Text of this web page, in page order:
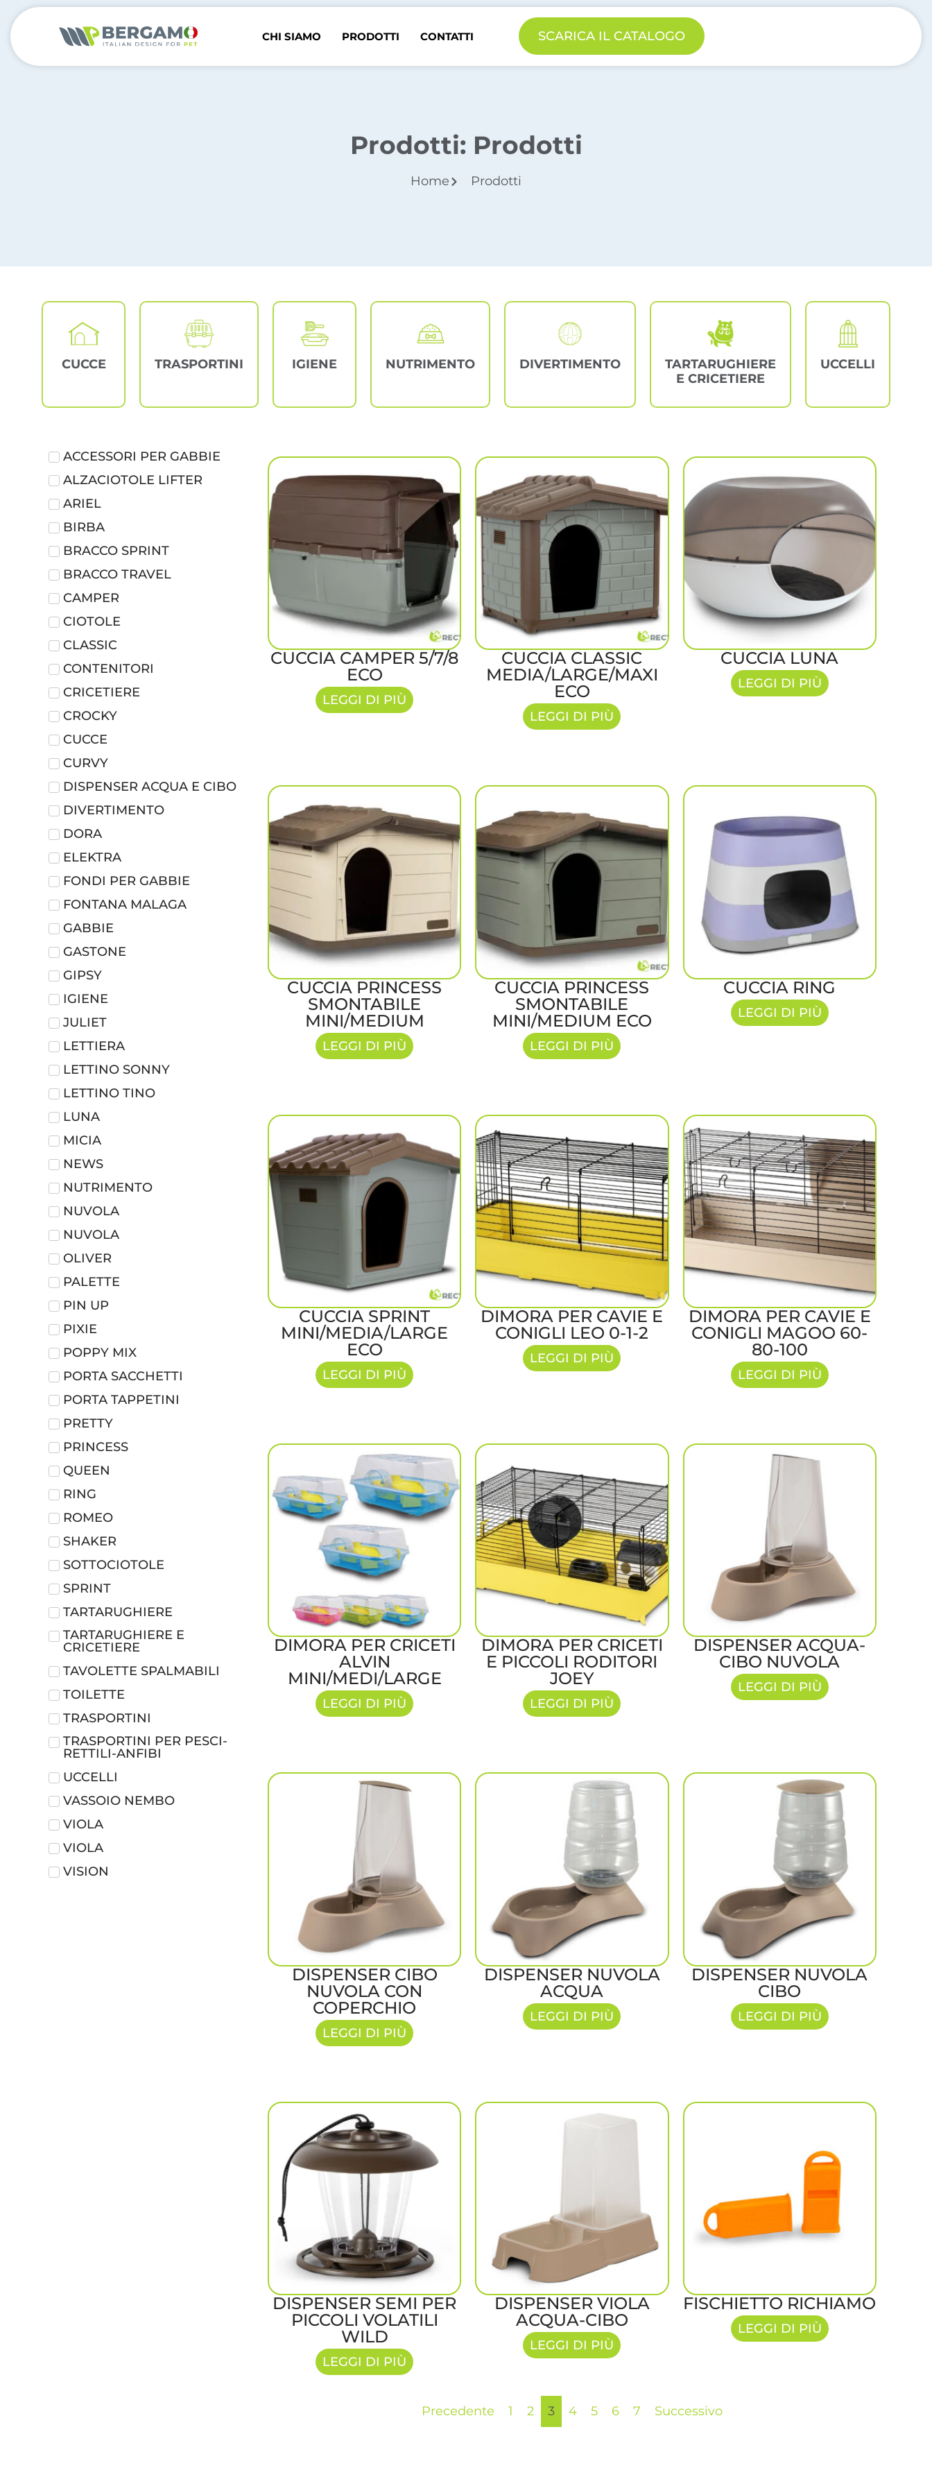
CHI SIAMO PRODOTTI CONTATTI SCARICA IL CATALOGO
Prodotti: Prodotti
Home Prodotti
CUCCE TRASPORTINI IGIENE NUTRIMENTO DIVERTIMENTO
TARTARUGHIERE
E CRICETIERE
UCCELLI
ACCESSORI PER GABBIE
ALZACIOTOLE LIFTER
ARIEL
BIRBA
BRACCO SPRINT
BRACCO TRAVEL
CAMPER
CIOTOLE
CLASSIC
CONTENITORI
CRICETIERE
CROCKY
CUCCE
CURVY
DISPENSER ACQUA E CIBO
DIVERTIMENTO
DORA
ELEKTRA
FONDI PER GABBIE
FONTANA MALAGA
GABBIE
GASTONE
GIPSY
IGIENE
JULIET
LETTIERA
LETTINO SONNY
LETTINO TINO
LUNA
MICIA
NEWS
NUTRIMENTO
NUVOLA
NUVOLA
OLIVER
PALETTE
PIN UP
PIXIE
POPPY MIX
PORTA SACCHETTI
PORTA TAPPETINI
PRETTY
PRINCESS
QUEEN
RING
ROMEO
SHAKER
SOTTOCIOTOLE
SPRINT
TARTARUGHIERE
TARTARUGHIERE E
CRICETIERE
TAVOLETTE SPALMABILI
TOILETTE
TRASPORTINI
TRASPORTINI PER PESCI-
RETTILI-ANFIBI
UCCELLI
VASSOIO NEMBO
VIOLA
VIOLA
VISION
CUCCIA CAMPER 5/7/8
ECO
LEGGI DI PIÙ
CUCCIA CLASSIC
MEDIA/LARGE/MAXI
ECO
LEGGI DI PIÙ
CUCCIA LUNA
LEGGI DI PIÙ
CUCCIA PRINCESS
SMONTABILE
MINI/MEDIUM
LEGGI DI PIÙ
CUCCIA PRINCESS
SMONTABILE
MINI/MEDIUM ECO
LEGGI DI PIÙ
CUCCIA RING
LEGGI DI PIÙ
CUCCIA SPRINT
MINI/MEDIA/LARGE
ECO
LEGGI DI PIÙ
DIMORA PER CAVIE E
CONIGLI LEO 0-1-2
LEGGI DI PIÙ
DIMORA PER CAVIE E
CONIGLI MAGOO 60-
80-100
LEGGI DI PIÙ
DIMORA PER CRICETI
ALVIN
MINI/MEDI/LARGE
LEGGI DI PIÙ
DIMORA PER CRICETI
E PICCOLI RODITORI
JOEY
LEGGI DI PIÙ
DISPENSER ACQUA-
CIBO NUVOLA
LEGGI DI PIÙ
DISPENSER CIBO
NUVOLA CON
COPERCHIO
LEGGI DI PIÙ
DISPENSER NUVOLA
ACQUA
LEGGI DI PIÙ
DISPENSER NUVOLA
CIBO
LEGGI DI PIÙ
DISPENSER SEMI PER
PICCOLI VOLATILI
WILD
LEGGI DI PIÙ
DISPENSER VIOLA
ACQUA-CIBO
LEGGI DI PIÙ
FISCHIETTO RICHIAMO
LEGGI DI PIÙ
Precedente 1 2 3 4 5 6 7 Successivo